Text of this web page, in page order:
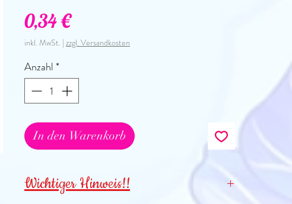
0,34 €Preis
inkl. MwSt. | zzgl. Versandkosten
Anzahl*
In den Warenkorb
Wichtiger Hinweis!!